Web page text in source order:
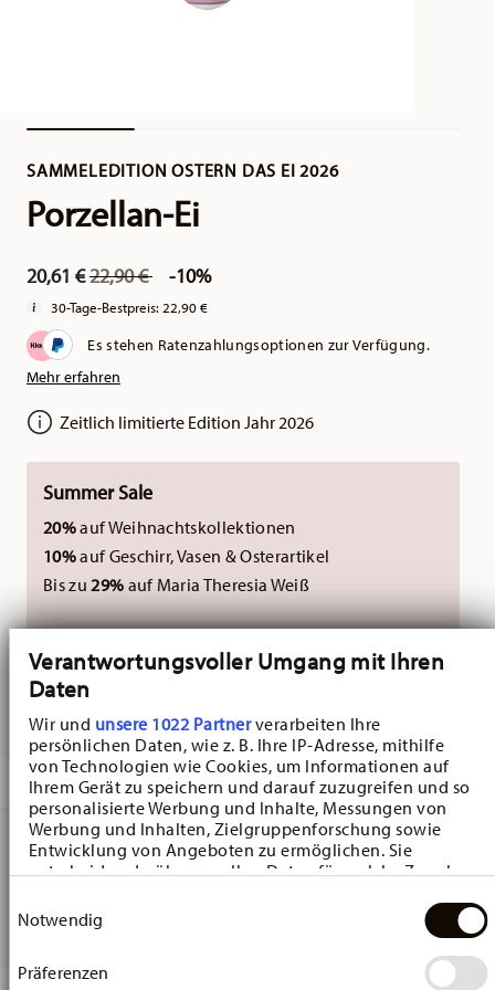
Verantwortungsvoller Umgang mit Ihren
Daten
Wir und unsere 1022 Partnerverarbeiten Ihre
persönlichen Daten, wie z. B. Ihre IP-Adresse, mithilfe
von Technologien wie Cookies, um Informationen auf
Ihrem Gerät zu speichern und darauf zuzugreifen und so
personalisierte Werbung und Inhalte, Messungen von
Werbung und Inhalten, Zielgruppenforschung sowie
Entwicklung von Angeboten zu ermöglichen. Sie
entscheiden darüber, wer Ihre Daten für welche Zwecke
Cookie-Erklärung oder durch Klicken auf das Privacy
Trigger Symbol ändern oder widerrufen
Wenn Sie es erlauben, würden wir auch gerne:
Notwendig
Präferenzen
SAMMELEDITION OSTERN DAS EI 2026
Porzellan-Ei
20,61 €Price reduced from
22,90 €to -10%
30-Tage-Bestpreis: 22,90 €
Es stehen Ratenzahlungsoptionen zur Verfügung.
Mehr erfahren
Zeitlich limitierte Edition Jahr 2026
Summer Sale
20%auf Weihnachtskollektionen
10%auf Geschirr, Vasen & Osterartikel
Bis zu29% auf Maria Theresia Weiß
Nicht kombinierbar mit externen Gutscheinen.
BESCHREIBUNG
Hutschenreuther Porzellan-Ei Das Ei 2026 Porzellan-Ei -